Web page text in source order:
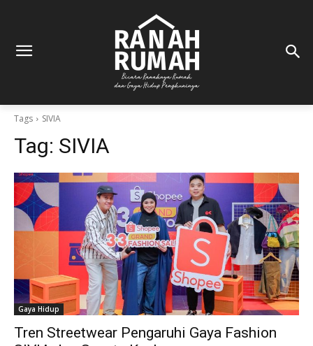
Tags SIVIA
Tag: SIVIA
Gaya Hidup
Tren Streetwear Pengaruhi Gaya Fashion